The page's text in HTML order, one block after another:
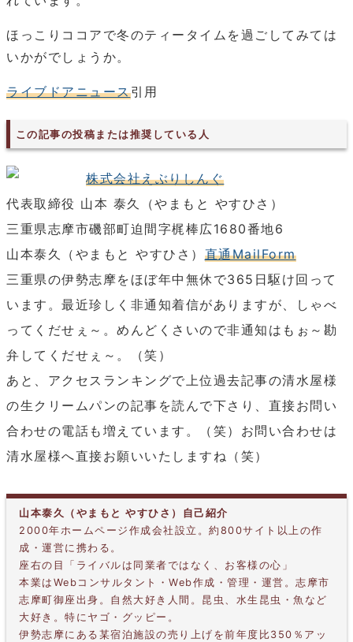
ほっこりココアで冬のティータイムを過ごしてみては
いかがでしょうか。
ライブドアニュース引用
この記事の投稿または推奨している人
株式会社えぶりしんぐ
代表取締役 山本 泰久（やまもと やすひさ）
三重県志摩市磯部町迫間字梶棒広1680番地6
山本泰久（やまもと やすひさ） 直通MailForm
三重県の伊勢志摩をほぼ年中無休で365日駆け回って
います。最近珍しく非通知着信がありますが、しゃべ
ってくだせぇ～。めんどくさいので非通知はもぉ～勘
弁してくだせぇ～。（笑）
あと、アクセスランキングで上位過去記事の清水屋様
の生クリームパンの記事を読んで下さり、直接お問い
合わせの電話も増えています。（笑）お問い合わせは
清水屋様へ直接お願いいたしますね（笑）
山本泰久（やまもと やすひさ）自己紹介
2000年ホームページ作成会社設立。約800サイト以上の作
成・運営に携わる。
座右の目「ライバルは同業者ではなく、お客様の心」
本業はWebコンサルタント・Web作成・管理・運営。志摩市
志摩町御座出身。自然大好き人間。昆虫、水生昆虫・魚など
大好き。特にヤゴ・グッピー。
伊勢志摩にある某宿泊施設の売り上げを前年度比350％アッ